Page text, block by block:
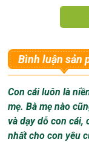
Máy đuỗi muỗi
dầu thay thế giá
khi đi ngủ. Và
giấc ngủ của
quấy phá. Đốt
lựa chọn. Nhưng
quả và có an toàn
trong phòng của
Bình luận sản
Con cái luôn là
mẹ. Bà mẹ nào
và dạy dỗ con cái,
nhất cho con yêu